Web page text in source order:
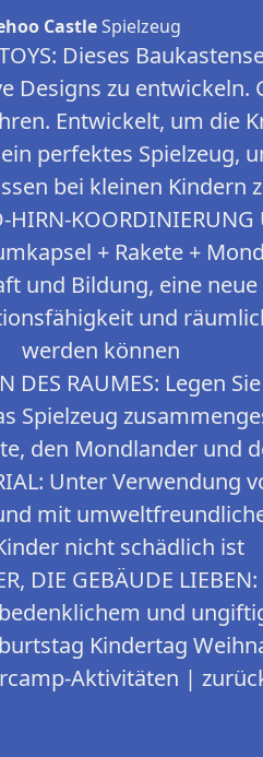
CastleSpielzeug
Dieses
Designs zu entwickeln.
Entwickelt, um die
perfektes Spielzeug,
bei kleinen Kindern
HIRN-
+ Rakete +
und Bildung, eine
und
werden können
DES RAUMES: Legen
Spielzeug
den Mondlander und
Unter
mit
nicht schädlich ist
DIE GEBÄUDE
und
Kindertag
Aktivitäten |